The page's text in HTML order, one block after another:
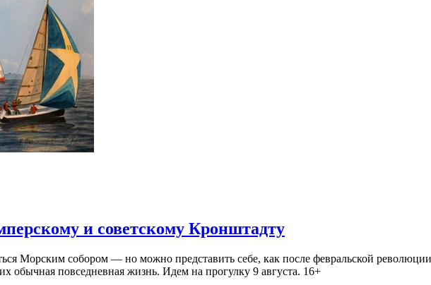
и советскому Кронштадту
Морским собором — но можно представить себе, как после февральской
повседневная жизнь. Идем на прогулку 9 августа. 16+